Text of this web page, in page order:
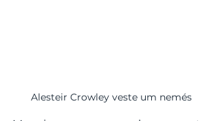
Alesteir Crowley veste um nemés